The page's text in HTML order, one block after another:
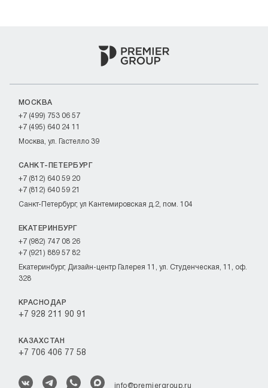
info@premiergroup.ru
МОСКВА
+7 (499) 753 06 57
+7 (495) 640 24 11
Москва, ул. Гастелло 39
САНКТ-ПЕТЕРБУРГ
+7 (812) 640 59 20
+7 (812) 640 59 21
Санкт-Петербург, ул Кантемировская д.2, пом. 104
ЕКАТЕРИНБУРГ
+7 (982) 747 08 26
+7 (921) 889 57 82
Екатеринбург, Дизайн-центр Галерея 11, ул. Студенческая, 11, оф.
328
КРАСНОДАР
+7 928 211 90 91
КАЗАХСТАН
+7 706 406 77 58